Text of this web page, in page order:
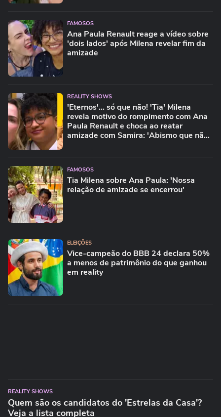
FAMOSOS
Ana Paula Renault reage a vídeo sobre
'dois lados' após Milena revelar fim da
amizade
REALITY SHOWS
'Eternos'... só que não! 'Tia' Milena
revela motivo do rompimento com Ana
Paula Renault e choca ao reatar
amizade com Samira: 'Abismo que não
FAMOSOS
Tia Milena sobre Ana Paula: 'Nossa
relação de amizade se encerrou'
ELEIÇÕES
Vice-campeão do BBB 24 declara 50%
a menos de patrimônio do que ganhou
em reality
REALITY SHOWS
Quem são os candidatos do 'Estrelas da Casa'?
Veja a lista completa